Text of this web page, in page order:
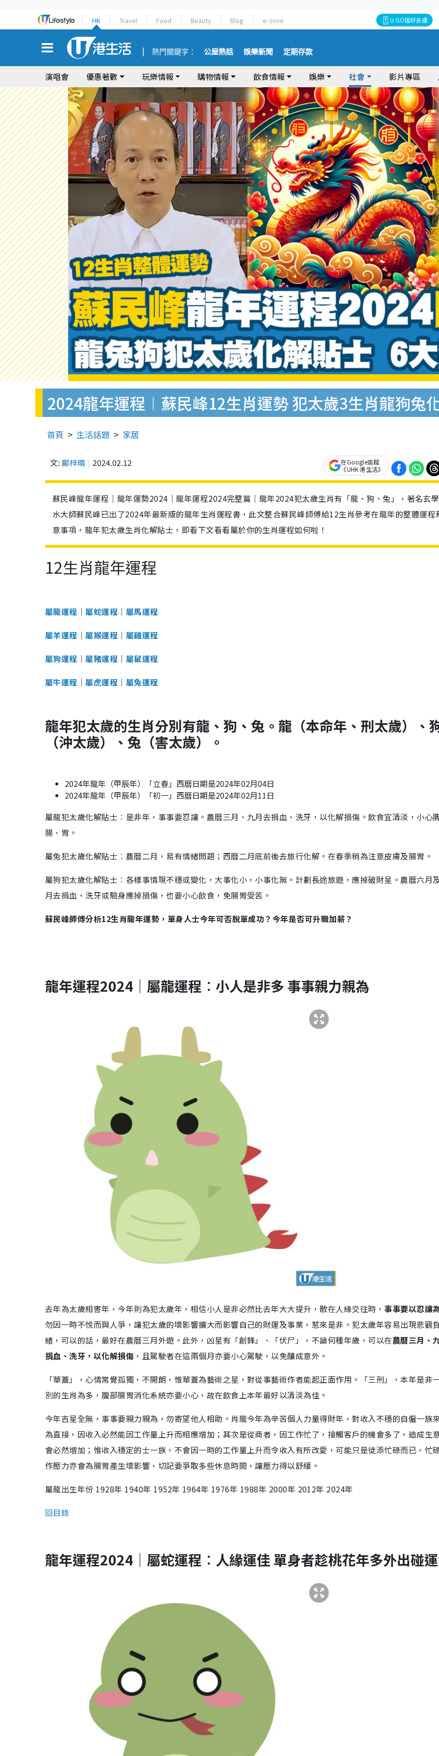
HK Travel Food Beauty Blog e-zone U GO搵好去處
熱門關鍵字： 公屋熱話 娛樂新聞 定期存款
演唱會 優惠著數 玩樂情報 購物情報 飲食情報 娛樂 社會 影片專區
2024龍年運程︱蘇民峰12生肖運勢 犯太歲3生肖龍狗兔
首頁 生活話題 家居
文: 鄺梓晴 2024.02.12
在Google追蹤
《UHK 港生活》
蘇民峰龍年運程｜龍年運勢2024｜龍年運程2024完整篇｜龍年2024犯太歲生肖有「龍、狗、兔」，著名玄
水大師蘇民峰已出了2024年最新版的龍年生肖運程書，此文整合蘇民峰師傅給12生肖參考在龍年的整體運程
意事項，龍年犯太歲生肖化解貼士，即看下文看看屬於你的生肖運程如何啦！
12生肖龍年運程
屬龍運程 ｜屬蛇運程 ｜ 屬馬運程
屬羊運程 ｜屬猴運程 ｜ 屬雞運程
屬狗運程 ｜屬豬運程 ｜ 屬鼠運程
屬牛運程 ｜屬虎運程 ｜ 屬兔運程
龍年犯太歲的生肖分別有龍、狗、兔。龍（本命年、刑太歲）、
（沖太歲）、兔（害太歲）。
2024年龍年（甲辰年）「立春」西曆日期是2024年02月04日
2024年龍年（甲辰年）「初一」西曆日期是2024年02月11日
屬龍犯太歲化解貼士︰是非年，事事要忍讓。農曆三月、九月去捐血、洗牙，以化解損傷。飲食宜清淡，小心
腸、胃。
屬兔犯太歲化解貼士︰農曆二月，易有情緒問題；西曆二月底前後去旅行化解。在春季稍為注意皮膚及腸胃。
屬狗犯太歲化解貼士︰各樣事情現不穩或變化，大事化小，小事化無。計劃長途旅遊，應掉破財星。農曆六月
月去捐血、洗牙或驗身應掉損傷，也要小心飲食，免腸胃受苦。
蘇民峰師傅分析12生肖龍年運勢，單身人士今年可否脫單成功？今年是否可升職加薪？
龍年運程2024｜ 屬龍運程︰小人是非多 事事親力親為
去年為太歲相害年，今年則為犯太歲年，相信小人是非必然比去年大大提升，散在人緣交往時，事事要以忍讓
勿因一時不悦而與人爭，讓犯太歲的壞影響擴大而影響自己的財運及事業，惹來是非。犯太歲年容易出現悲觀
緒，可以的話，最好在農曆三月外遊。此外，凶星有「創鋒」、「伏尸」，不論何種年歲，可以在農曆三月、
捐血、洗牙，以化解損傷 ，且駕駛者在這兩個月亦要小心駕駛，以免釀成意外。
「華蓋」，心情常覺孤獨，不開朗，惟華蓋為藝術之星，對從事藝術作者能起正面作用。「三刑」，本年是非
別的生肖為多，腹部腸胃消化系統亦要小心，故在飲食上本年最好以清淡為佳。
今年吉星全無，事事要親力親為，勿寄望他人相助。肖龍今年為辛苦個人力量得財年，對收入不穩的自僱一族
為直接，因收入必然能因工作量上升而相應增加；其次是從商者，因工作忙了，接觸客戶的機會多了，造成生
會必然增加；惟收入穩定的士一族，不會因一時的工作量上升而令收入有所改愛，可能只是徒添忙碌而已，忙
作壓力亦會為腸胃產生壞影響，切記要爭取多些休息時間，讓壓力得以舒緩。
屬龍出生年份 1928年 1940年 1952年 1964年 1976年 1988年 2000年 2012年 2024年
回目錄
龍年運程2024｜ 屬蛇運程︰人緣運佳 單身者趁桃花年多外出碰